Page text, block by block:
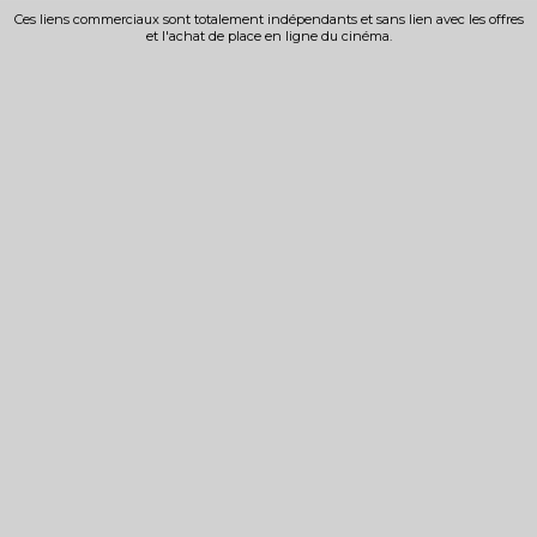
Ces liens commerciaux sont totalement indépendants et sans lien avec les offres
et l'achat de place en ligne du cinéma.